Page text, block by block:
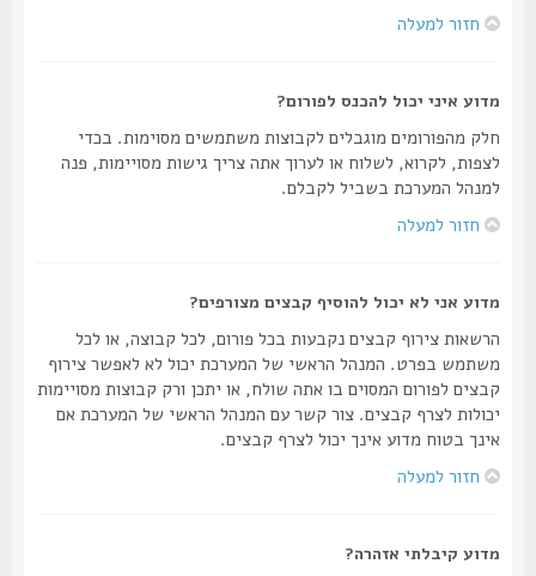
חזור למעלה
מדוע איני יכול להכנס לפורום?
חלק מהפורומים מוגבלים לקבוצות משתמשים מסוימות. בכדי
לצפות, לקרוא, לשלוח או לערוך אתה צריך גישות מסויימות, פנה
למנהל המערכת בשביל לקבלם.
חזור למעלה
מדוע אני לא יכול להוסיף קבצים מצורפים?
הרשאות צירוף קבצים נקבעות בכל פורום, לכל קבוצה, או לכל
משתמש בפרט. המנהל הראשי של המערכת יכול לא לאפשר צירוף
קבצים לפורום המסוים בו אתה שולח, או יתכן ורק קבוצות מסויימות
יכולות לצרף קבצים. צור קשר עם המנהל הראשי של המערכת אם
אינך בטוח מדוע אינך יכול לצרף קבצים.
חזור למעלה
מדוע קיבלתי אזהרה?